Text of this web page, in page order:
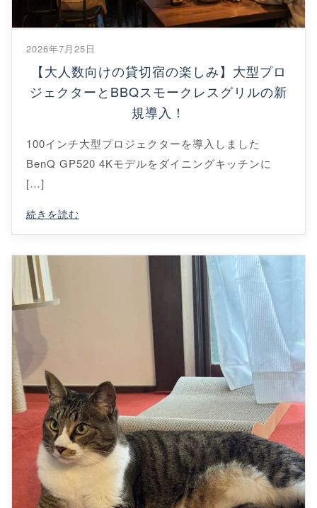
2026年7月25日
【大人数向けの貸切宿の楽しみ】大型プロ
ジェクターとBBQスモークレスグリルの新
規導入！
100インチ大型プロジェクターを導入しました
BenQ GP520 4Kモデルをダイニングキッチンに
[…]
続きを読む